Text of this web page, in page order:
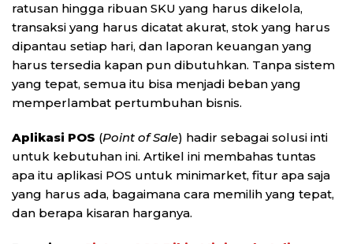
ratusan hingga ribuan SKU yang harus dikelola,
transaksi yang harus dicatat akurat, stok yang harus
dipantau setiap hari, dan laporan keuangan yang
harus tersedia kapan pun dibutuhkan. Tanpa sistem
yang tepat, semua itu bisa menjadi beban yang
memperlambat pertumbuhan bisnis.
Aplikasi POS (Point of Sale) hadir sebagai solusi inti
untuk kebutuhan ini. Artikel ini membahas tuntas
apa itu aplikasi POS untuk minimarket, fitur apa saja
yang harus ada, bagaimana cara memilih yang tepat,
dan berapa kisaran harganya.